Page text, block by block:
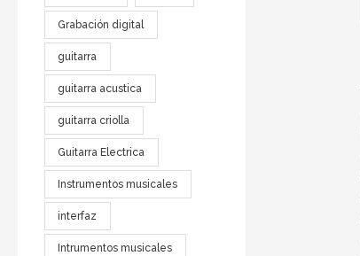
Grabación digital
guitarra
guitarra acustica
guitarra criolla
Guitarra Electrica
Instrumentos musicales
interfaz
Intrumentos musicales